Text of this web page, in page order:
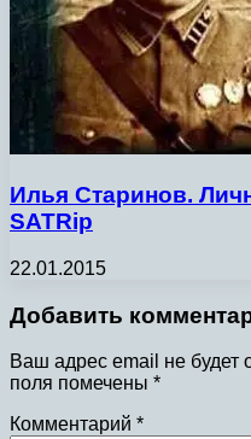
Илья Старинов.
SATRip
22.01.2015
Добавить
Ваш адрес email не будет
поля помечены *
Комментарий *